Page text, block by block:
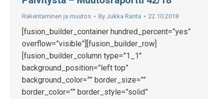
Rakentaminen ja muutos By Jukka Ranta 22.10.2018
[fusion_builder_container hundred_percent=”yes”
overflow=”visible”][fusion_builder_row]
[fusion_builder_column type=”1_1″
background_position=”left top”
background_color=”” border_size=””
border_color=”” border_style=”solid”